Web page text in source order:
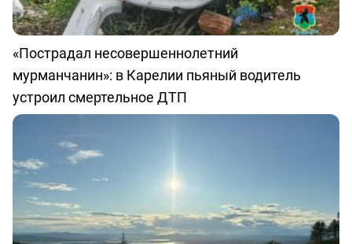
«Пострадал несовершеннолетний
мурманчанин»: в Карелии пьяный водитель
устроил смертельное ДТП